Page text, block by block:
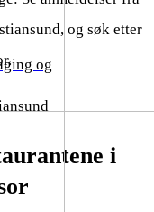
og
og søk etter
i